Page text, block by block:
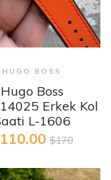
HUGO BOSS
Hugo Boss
Erkek Kol
L-1606
$170